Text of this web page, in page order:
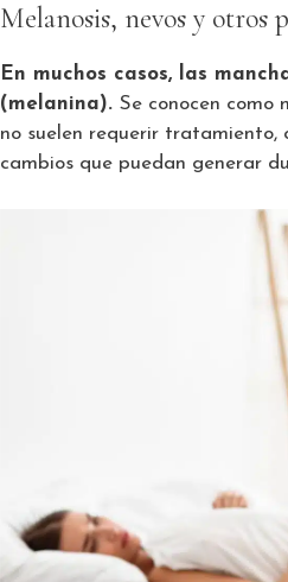
Melanosis, nevos y otros
En muchos casos, las
(melanina).Se conocen como
no suelen requerir tratamiento,
cambios que puedan generar